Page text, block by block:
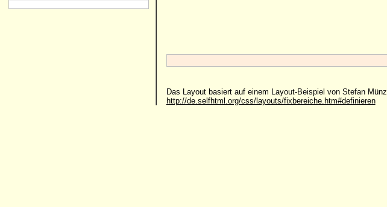
Das Layout basiert auf einem Layout-Beispiel von Stefan Münz
http://de.selfhtml.org/css/layouts/fixbereiche.htm#definieren